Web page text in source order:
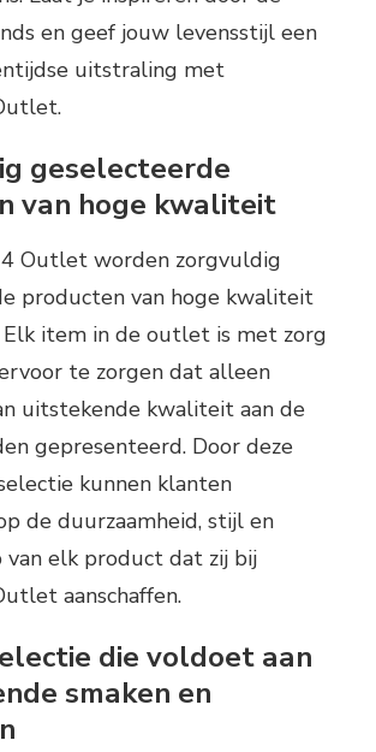
en geef jouw levensstijl een
uitstraling met
geselecteerde
van hoge kwaliteit
Outlet worden zorgvuldig
producten van hoge kwaliteit
Elk item in de outlet is met zorg
te zorgen dat alleen
uitstekende kwaliteit aan de
gepresenteerd. Door deze
kunnen klanten
de duurzaamheid, stijl en
van elk product dat zij bij
aanschaffen.
die voldoet aan
smaken en